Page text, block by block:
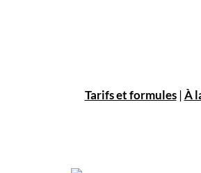
Tarifs et formules|À